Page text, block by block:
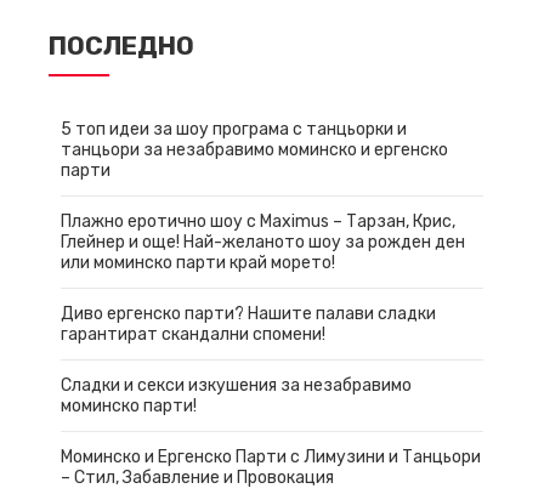
ПОСЛЕДНО
5 топ идеи за шоу програма с танцьорки и
танцьори за незабравимо моминско и ергенско
парти
Плажно еротично шоу с Maximus – Тарзан, Крис,
Глейнер и още! Най-желаното шоу за рожден ден
или моминско парти край морето!
Диво ергенско парти? Нашите палави сладки
гарантират скандални спомени!
Сладки и секси изкушения за незабравимо
моминско парти!
Моминско и Ергенско Парти с Лимузини и Танцьори
– Стил, Забавление и Провокация